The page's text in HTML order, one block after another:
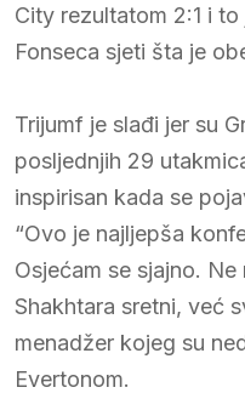
City rezultatom 2:1 i
Fonseca sjeti šta je
Trijumf je slađi jer su
posljednjih 29
inspirisan kada se
“Ovo je najljepša
Osjećam se sjajno.
Shakhtara sretni, već
menadžer kojeg su
Evertonom.